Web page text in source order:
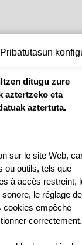
Pribatutasun
ditugu zure
aztertzeko eta
aztertuta.
sur le site Web,
ou outils, tels que
à accès restreint,
le réglage
cookies empêche
correctement.